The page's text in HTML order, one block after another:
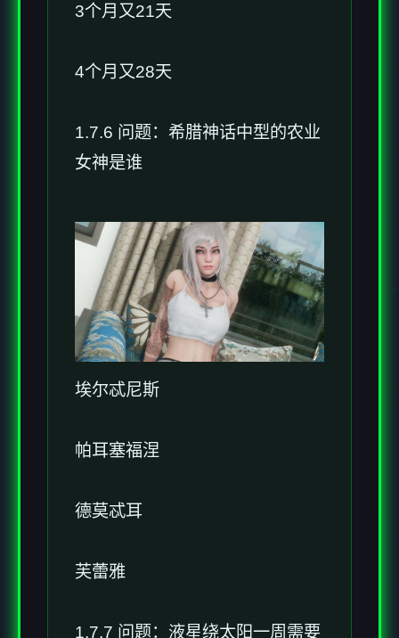
3个月又21天
4个月又28天
1.7.6 问题：希腊神话中型的农业
女神是谁
埃尔忒尼斯
帕耳塞福涅
德莫忒耳
芙蕾雅
1.7.7 问题：液星绕太阳一周需要